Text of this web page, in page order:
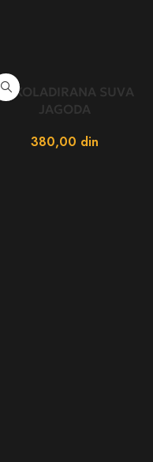
COKOLADIRANA SUVA
JAGODA
380,00 din